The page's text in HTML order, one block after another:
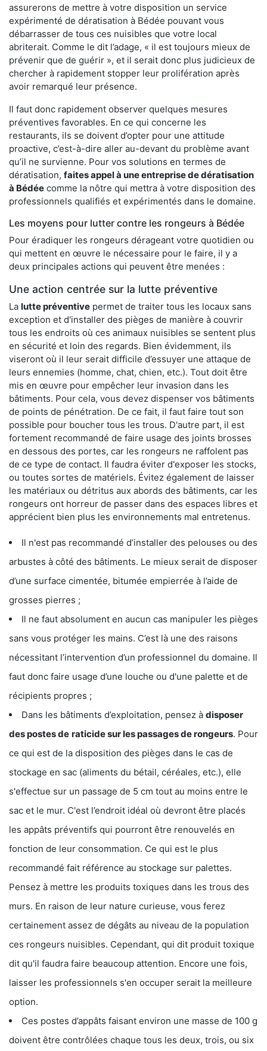
assurerons de mettre à votre disposition un service
expérimenté de dératisation à Bédée pouvant vous
débarrasser de tous ces nuisibles que votre local
abriterait. Comme le dit l’adage, « il est toujours mieux de
prévenir que de guérir », et il serait donc plus judicieux de
chercher à rapidement stopper leur prolifération après
avoir remarqué leur présence.
Il faut donc rapidement observer quelques mesures
préventives favorables. En ce qui concerne les
restaurants, ils se doivent d’opter pour une attitude
proactive, c’est-à-dire aller au-devant du problème avant
qu’il ne survienne. Pour vos solutions en termes de
dératisation, faites appel à une entreprise de dératisation
à Bédée comme la nôtre qui mettra à votre disposition des
professionnels qualifiés et expérimentés dans le domaine.
Les moyens pour lutter contre les rongeurs à Bédée
Pour éradiquer les rongeurs dérageant votre quotidien ou
qui mettent en œuvre le nécessaire pour le faire, il y a
deux principales actions qui peuvent être menées :
Une action centrée sur la lutte préventive
La lutte préventive permet de traiter tous les locaux sans
exception et d'installer des pièges de manière à couvrir
tous les endroits où ces animaux nuisibles se sentent plus
en sécurité et loin des regards. Bien évidemment, ils
viseront où il leur serait difficile d’essuyer une attaque de
leurs ennemies (homme, chat, chien, etc.). Tout doit être
mis en œuvre pour empêcher leur invasion dans les
bâtiments. Pour cela, vous devez dispenser vos bâtiments
de points de pénétration. De ce fait, il faut faire tout son
possible pour boucher tous les trous. D'autre part, il est
fortement recommandé de faire usage des joints brosses
en dessous des portes, car les rongeurs ne raffolent pas
de ce type de contact. Il faudra éviter d'exposer les stocks,
ou toutes sortes de matériels. Évitez également de laisser
les matériaux ou détritus aux abords des bâtiments, car les
rongeurs ont horreur de passer dans des espaces libres et
apprécient bien plus les environnements mal entretenus.
Il n'est pas recommandé d’installer des pelouses ou des
arbustes à côté des bâtiments. Le mieux serait de disposer
d’une surface cimentée, bitumée empierrée à l’aide de
grosses pierres ;
Il ne faut absolument en aucun cas manipuler les pièges
sans vous protéger les mains. C’est là une des raisons
nécessitant l’intervention d’un professionnel du domaine. Il
faut donc faire usage d’une louche ou d'une palette et de
récipients propres ;
Dans les bâtiments d’exploitation, pensez à disposer
des postes de raticide sur les passages de rongeurs. Pour
ce qui est de la disposition des pièges dans le cas de
stockage en sac (aliments du bétail, céréales, etc.), elle
s'effectue sur un passage de 5 cm tout au moins entre le
sac et le mur. C'est l’endroit idéal où devront être placés
les appâts préventifs qui pourront être renouvelés en
fonction de leur consommation. Ce qui est le plus
recommandé fait référence au stockage sur palettes.
Pensez à mettre les produits toxiques dans les trous des
murs. En raison de leur nature curieuse, vous ferez
certainement assez de dégâts au niveau de la population
ces rongeurs nuisibles. Cependant, qui dit produit toxique
dit qu'il faudra faire beaucoup attention. Encore une fois,
laisser les professionnels s'en occuper serait la meilleure
option.
Ces postes d’appâts faisant environ une masse de 100 g
doivent être contrôlées chaque tous les deux, trois, ou six